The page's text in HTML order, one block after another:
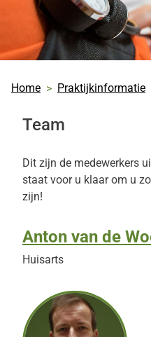
Home Praktijkinformatie
Team
Dit zijn de medewerkers
staat voor u klaar om u
zijn!
Anton van de
Huisarts